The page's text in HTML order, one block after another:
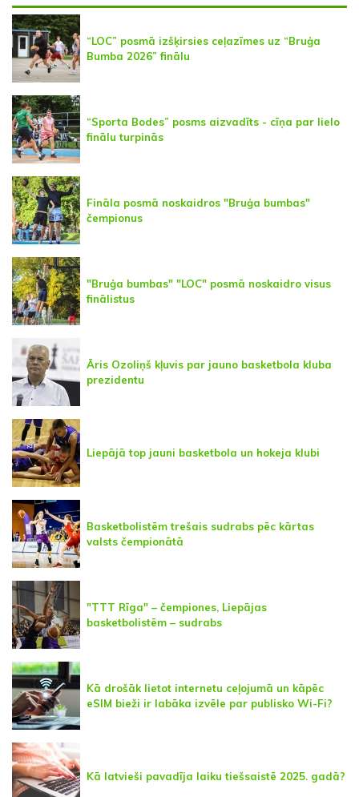
“LOC” posmā izšķirsies ceļazīmes uz “Bruģa
Bumba 2026” finālu
“Sporta Bodes” posms aizvadīts - cīņa par lielo
finālu turpinās
Fināla posmā noskaidros "Bruģa bumbas"
čempionus
"Bruģa bumbas" "LOC" posmā noskaidro visus
finālistus
Āris Ozoliņš kļuvis par jauno basketbola kluba
prezidentu
Liepājā top jauni basketbola un hokeja klubi
Basketbolistēm trešais sudrabs pēc kārtas
valsts čempionātā
"TTT Rīga" – čempiones, Liepājas
basketbolistēm – sudrabs
Kā drošāk lietot internetu ceļojumā un kāpēc
eSIM bieži ir labāka izvēle par publisko Wi-Fi?
Kā latvieši pavadīja laiku tiešsaistē 2025. gadā?